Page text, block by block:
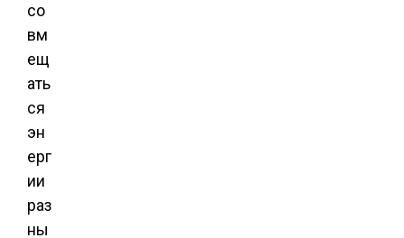
со
вм
ещ
ать
ся
эн
ерг
ии
раз
ны